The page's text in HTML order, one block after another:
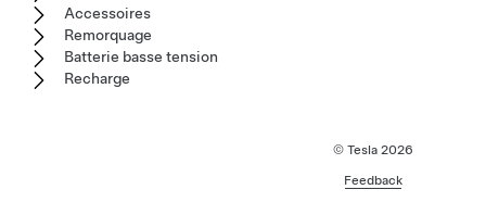
Accessoires
Remorquage
Batterie basse tension
Recharge
© Tesla 2026
Feedback